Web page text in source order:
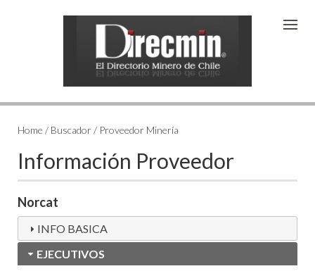
Home / Buscador / Proveedor Minería
Información Proveedor
Norcat
INFO BASICA
EJECUTIVOS